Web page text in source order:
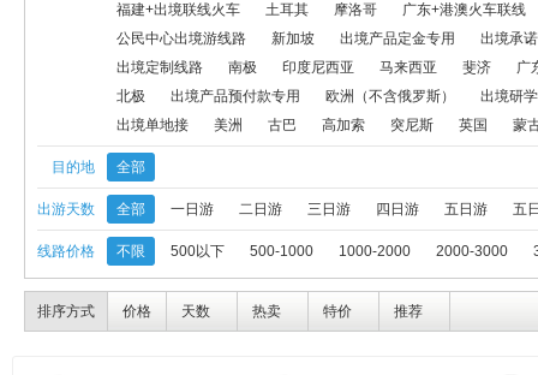
中美洲 版纳+老挝连线 塞班 出境单地接
福建+出境联线火车
土耳其 摩洛哥
广东+港澳火车联线
公民中心出境游线路
新加坡 出境产品定金专用
出境承
出境定制线路
南极 印度尼西亚 马来西亚 斐济
广
北极
出境产品预付款专用 欧洲（不含俄罗斯）
出境研
出境单地接
美洲 古巴 高加索 突尼斯 英国 蒙
目的地 全部
出游天数 全部 一日游 二日游 三日游 四日游 五日游 五
线路价格 不限 500以下 500-1000 1000-2000 2000-3000
排序方式 价格 天数 热卖 特价 推荐